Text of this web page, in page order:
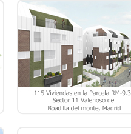
ESTUDIO Y DESARROLLO DE
SOLUCIÓN
MODULAR DE VIVIENDAS
UNIFAMILIARES DE 2 A 5
DORMITORIOS.